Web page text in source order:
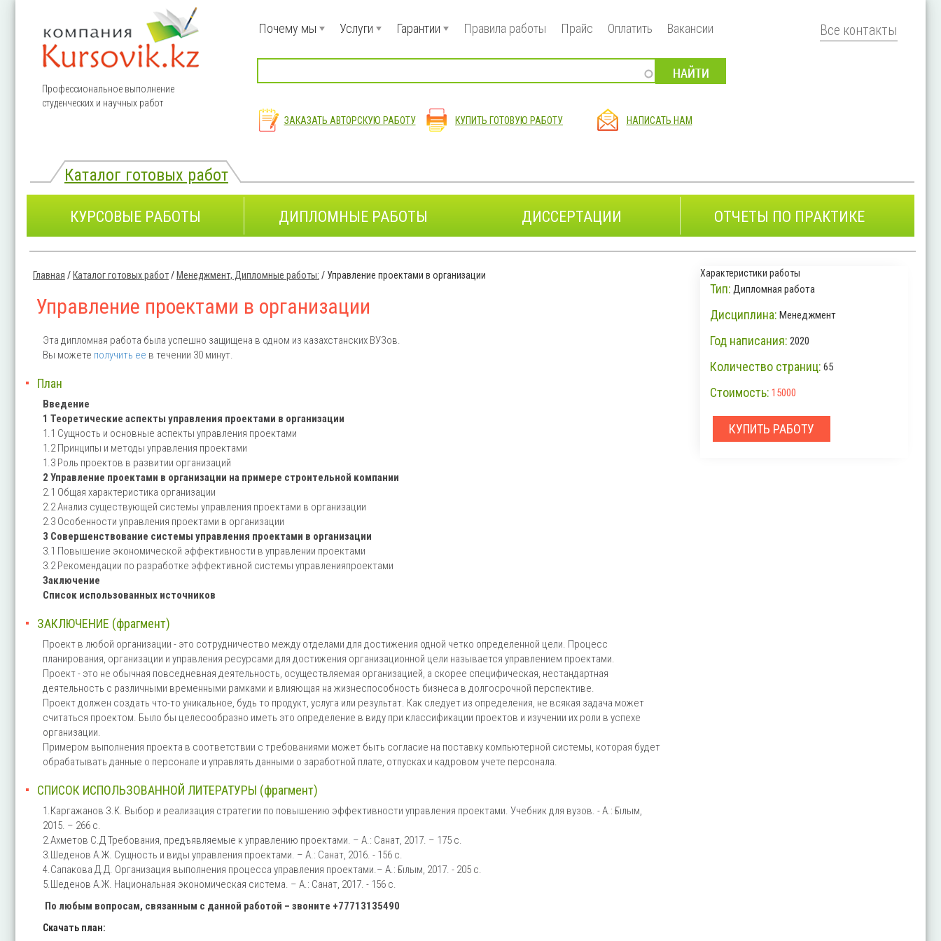
Профессиональное выполнение
студенческих и научных работ
Почему мы Услуги Гарантии Правила работы Прайс Оплатить Вакансии
ЗАКАЗАТЬ АВТОРСКУЮ РАБОТУ КУПИТЬ ГОТОВУЮ РАБОТУ НАПИСАТЬ НАМ
Все контакты
Каталог готовых работ
КУРСОВЫЕ РАБОТЫ ДИПЛОМНЫЕ РАБОТЫ ДИССЕРТАЦИИ ОТЧЕТЫ ПО ПРАКТИКЕ
Главная / Каталог готовых работ/ Менеджмент, Дипломные работы: / Управление проектами в организации
Управление проектами в организации
Эта дипломная работа была успешно защищена в одном из казахстанских ВУЗов.
Вы можете получить ее в течении 30 минут.
План
Введение
1 Теоретические аспекты управления проектами в организации
1.1 Сущность и основные аспекты управления проектами
1.2 Принципы и методы управления проектами
1.3 Роль проектов в развитии организаций
2 Управление проектами в организации на примере строительной компании
2.1 Общая характеристика организации
2.2 Анализ существующей системы управления проектами в организации
2.3 Особенности управления проектами в организации
3 Совершенствование системы управления проектами в организации
3.1 Повышение экономической эффективности в управлении проектами
3.2 Рекомендации по разработке эффективной системы управленияпроектами
Заключение
Список использованных источников
ЗАКЛЮЧЕНИЕ (фрагмент)
Проект в любой организации - это сотрудничество между отделами для достижения одной четко определенной цели. Процесс
планирования, организации и управления ресурсами для достижения организационной цели называется управлением проектами.
Проект - это не обычная повседневная деятельность, осуществляемая организацией, а скорее специфическая, нестандартная
деятельность с различными временными рамками и влияющая на жизнеспособность бизнеса в долгосрочной перспективе.
Проект должен создать что-то уникальное, будь то продукт, услуга или результат. Как следует из определения, не всякая задача может
считаться проектом. Было бы целесообразно иметь это определение в виду при классификации проектов и изучении их роли в успехе
организации.
Примером выполнения проекта в соответствии с требованиями может быть согласие на поставку компьютерной системы, которая будет
обрабатывать данные о персонале и управлять данными о заработной плате, отпусках и кадровом учете персонала.
СПИСОК ИСПОЛЬЗОВАННОЙ ЛИТЕРАТУРЫ (фрагмент)
1.Каргажанов З.К. Выбор и реализация стратегии по повышению эффективности управления проектами. Учебник для вузов. - А.: Ғылым,
2015. – 266 с.
2.Ахметов С.Д Требования, предъявляемые к управлению проектами. – А.: Санат, 2017. – 175 с.
3.Шеденов А.Ж. Сущность и виды управления проектами. – А.: Санат, 2016. - 156 с.
4.Сапакова Д.Д. Организация выполнения процесса управления проектами.– А.: Ғылым, 2017. - 205 с.
5.Шеденов А.Ж. Национальная экономическая система. – А.: Санат, 2017. - 156 с.
По любым вопросам, связанным с данной работой – звоните +77713135490
Скачать план:
Характеристики работы
Тип: Дипломная работа
Дисциплина: Менеджмент
Год написания: 2020
Количество страниц: 65
Стоимость: 15000
КУПИТЬ РАБОТУ